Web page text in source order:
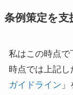
条例策定を支
私はこの時点
時点では上記し
ガイドライン